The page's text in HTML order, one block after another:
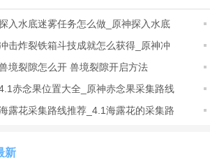
入水底迷雾任务怎么做_原神探入水底
击炸裂铁箱斗技成就怎么获得_原神冲
境裂隙怎么开 兽境裂隙开启方法
赤念果位置大全_原神赤念果采集路线
露花采集路线推荐_4.1海露花的采集路
新